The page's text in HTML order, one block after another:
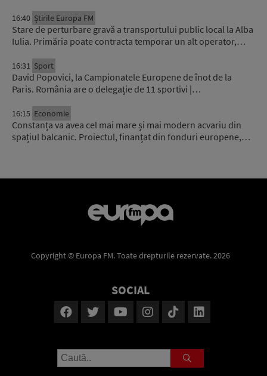
16:40 Știrile Europa FM
Stare de perturbare gravă a transportului public local la Alba
Iulia. Primăria poate contracta temporar un alt operator,…
16:31 Sport
David Popovici, la Campionatele Europene de înot de la
Paris. România are o delegație de 11 sportivi |…
16:15 Economie
Constanța va avea cel mai mare și mai modern acvariu din
spațiul balcanic. Proiectul, finanțat din fonduri europene,…
Copyright © Europa FM. Toate drepturile rezervate. 2026
SOCIAL